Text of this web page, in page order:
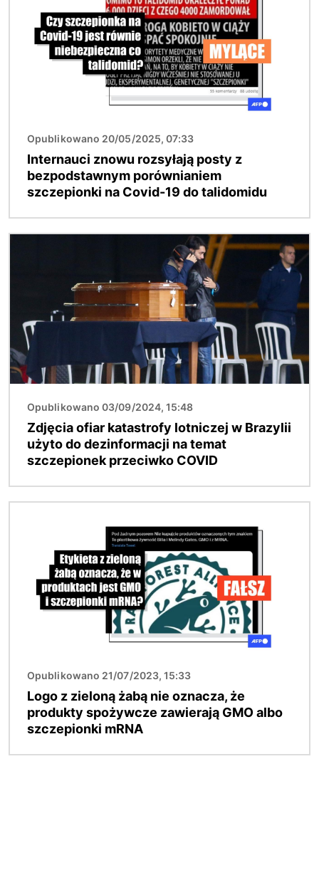
Opublikowano 20/05/2025, 07:33
Internauci znowu rozsyłają posty z
bezpodstawnym porównianiem
szczepionki na Covid-19 do talidomidu
Opublikowano 03/09/2024, 15:48
Zdjęcia ofiar katastrofy lotniczej w Brazylii
użyto do dezinformacji na temat
szczepionek przeciwko COVID
Opublikowano 21/07/2023, 15:33
Logo z zieloną żabą nie oznacza, że
produkty spożywcze zawierają GMO albo
szczepionki mRNA